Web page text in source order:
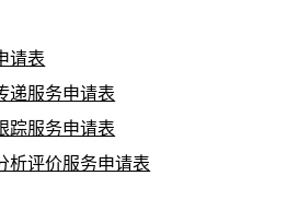
请表
递服务申请表
踪服务申请表
析评价服务申请表